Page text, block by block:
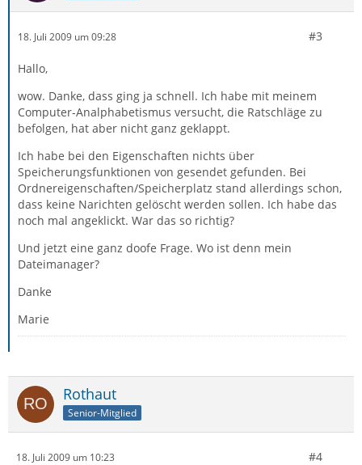
18. Juli 2009 um 09:28 #3
Hallo,
wow. Danke, dass ging ja schnell. Ich habe mit meinem
Computer-Analphabetismus versucht, die Ratschläge zu
befolgen, hat aber nicht ganz geklappt.
Ich habe bei den Eigenschaften nichts über
Speicherungsfunktionen von gesendet gefunden. Bei
Ordnereigenschaften/Speicherplatz stand allerdings schon,
dass keine Narichten gelöscht werden sollen. Ich habe das
noch mal angeklickt. War das so richtig?
Und jetzt eine ganz doofe Frage. Wo ist denn mein
Dateimanager?
Danke
Marie
Rothaut
Senior-Mitglied
18. Juli 2009 um 10:23 #4